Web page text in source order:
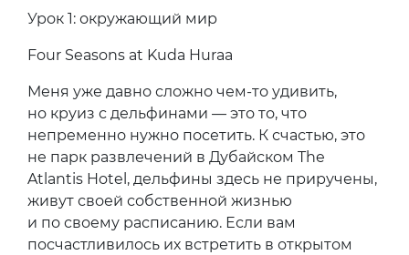
Урок 1: окружающий мир
Four Seasons at Kuda Huraa
Меня уже давно сложно чем-то удивить,
но круиз с дельфинами — это то, что
непременно нужно посетить. К счастью, это
не парк развлечений в Дубайском The
Atlantis Hotel, дельфины здесь не приручены,
живут своей собственной жизнью
и по своему расписанию. Если вам
посчастливилось их встретить в открытом